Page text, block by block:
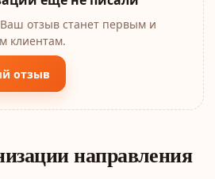
отзыв станет первым и
клиентам.
отзыв
направления